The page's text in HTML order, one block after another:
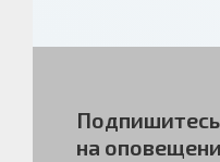
Подпишитесь
на